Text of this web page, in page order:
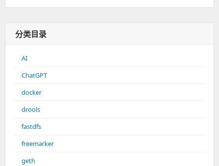
分类目录
AI
ChatGPT
docker
drools
fastdfs
freemarker
geth